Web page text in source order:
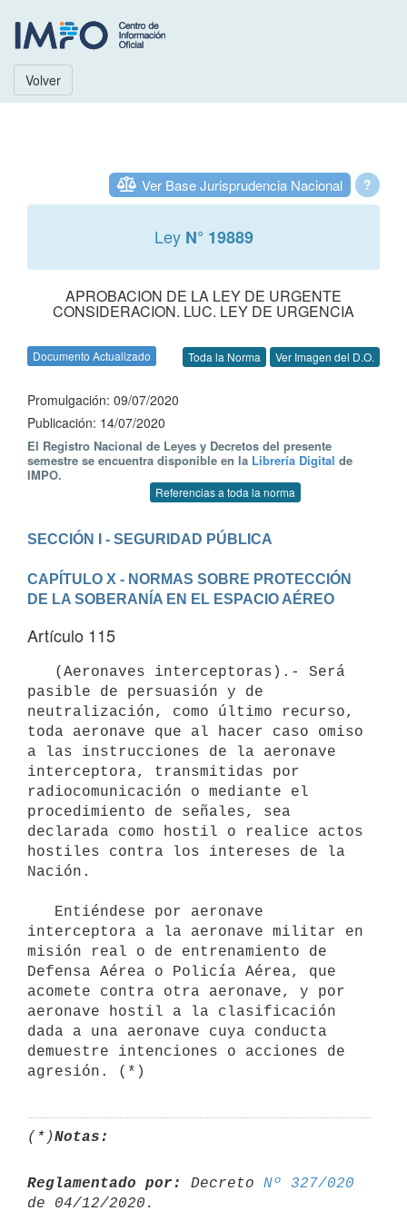
Volver
?
Ver Base Jurisprudencia Nacional
Ley N° 19889
APROBACION DE LA LEY DE URGENTE
CONSIDERACION. LUC. LEY DE URGENCIA
Documento Actualizado Toda la Norma Ver Imagen del D.O.
Promulgación: 09/07/2020
Publicación: 14/07/2020
El Registro Nacional de Leyes y Decretos del presente
semestre se encuentra disponible en la Librería Digital de
IMPO.
Referencias a toda la norma
CAPÍTULO X - NORMAS SOBRE PROTECCIÓN
DE LA SOBERANÍA EN EL ESPACIO AÉREO
Artículo 115
pasible de persuasión y de
neutralización, como último recurso,
toda aeronave que al hacer caso omiso
a las instrucciones de la aeronave
interceptora, transmitidas por
radiocomunicación o mediante el
procedimiento de señales, sea
declarada como hostil o realice actos
hostiles contra los intereses de la
Nación.
interceptora a la aeronave militar en
misión real o de entrenamiento de
Defensa Aérea o Policía Aérea, que
acomete contra otra aeronave, y por
aeronave hostil a la clasificación
dada a una aeronave cuya conducta
demuestre intenciones o acciones de
agresión. (*)
(*)Notas:
Reglamentado por: Decreto Nº 327/020